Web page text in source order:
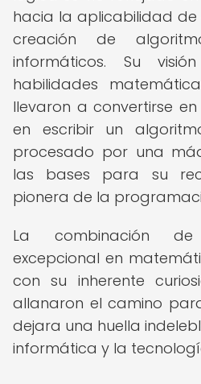
hacia la aplicabilidad
creación de
informáticos. Su
habilidades
llevaron a convertirse
en escribir un
procesado por una
las bases para su
pionera de la
La combinación
excepcional en
con su inherente
allanaron el camino
dejara una huella
informática y la